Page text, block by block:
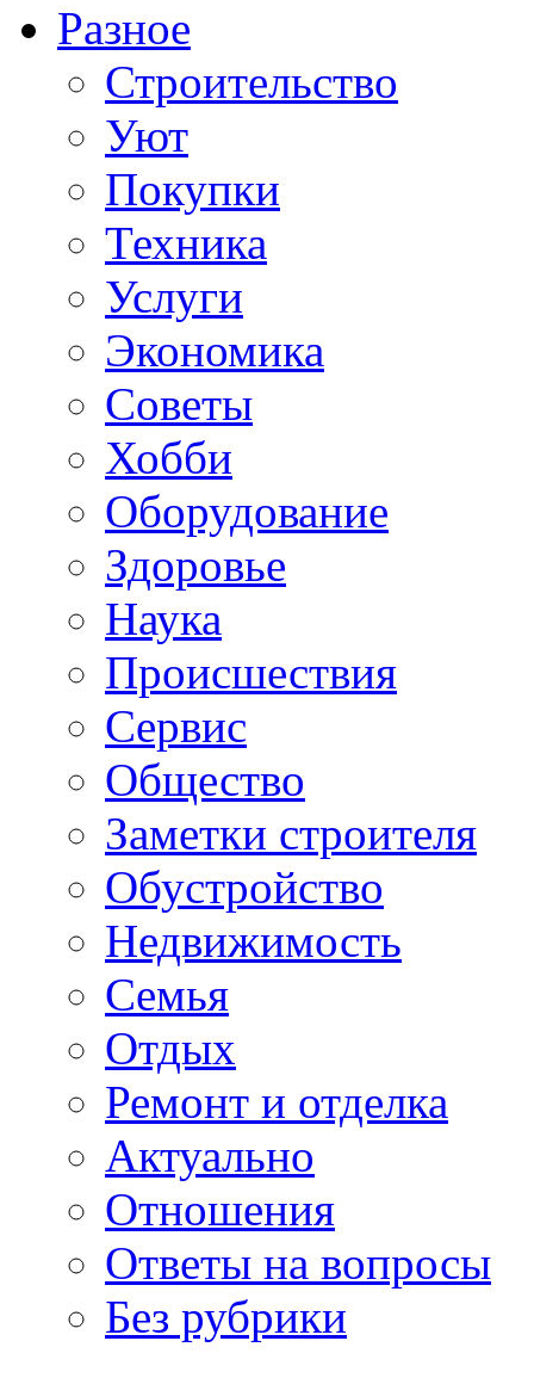
Разное
Строительство
Уют
Покупки
Техника
Услуги
Экономика
Советы
Хобби
Oборудование
Здоровье
Наука
Происшествия
Сервис
Общество
Заметки строителя
Обустройство
Недвижимость
Семья
Отдых
Ремонт и отделка
Актуально
Отношения
Ответы на вопросы
Без рубрики